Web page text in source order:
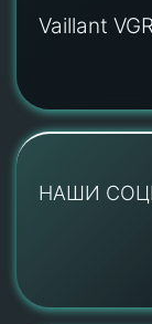
Vaillant
НАШИ